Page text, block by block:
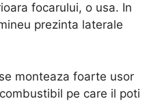
focarului, o usa. In
prezinta laterale
monteaza foarte usor
pe care il poti